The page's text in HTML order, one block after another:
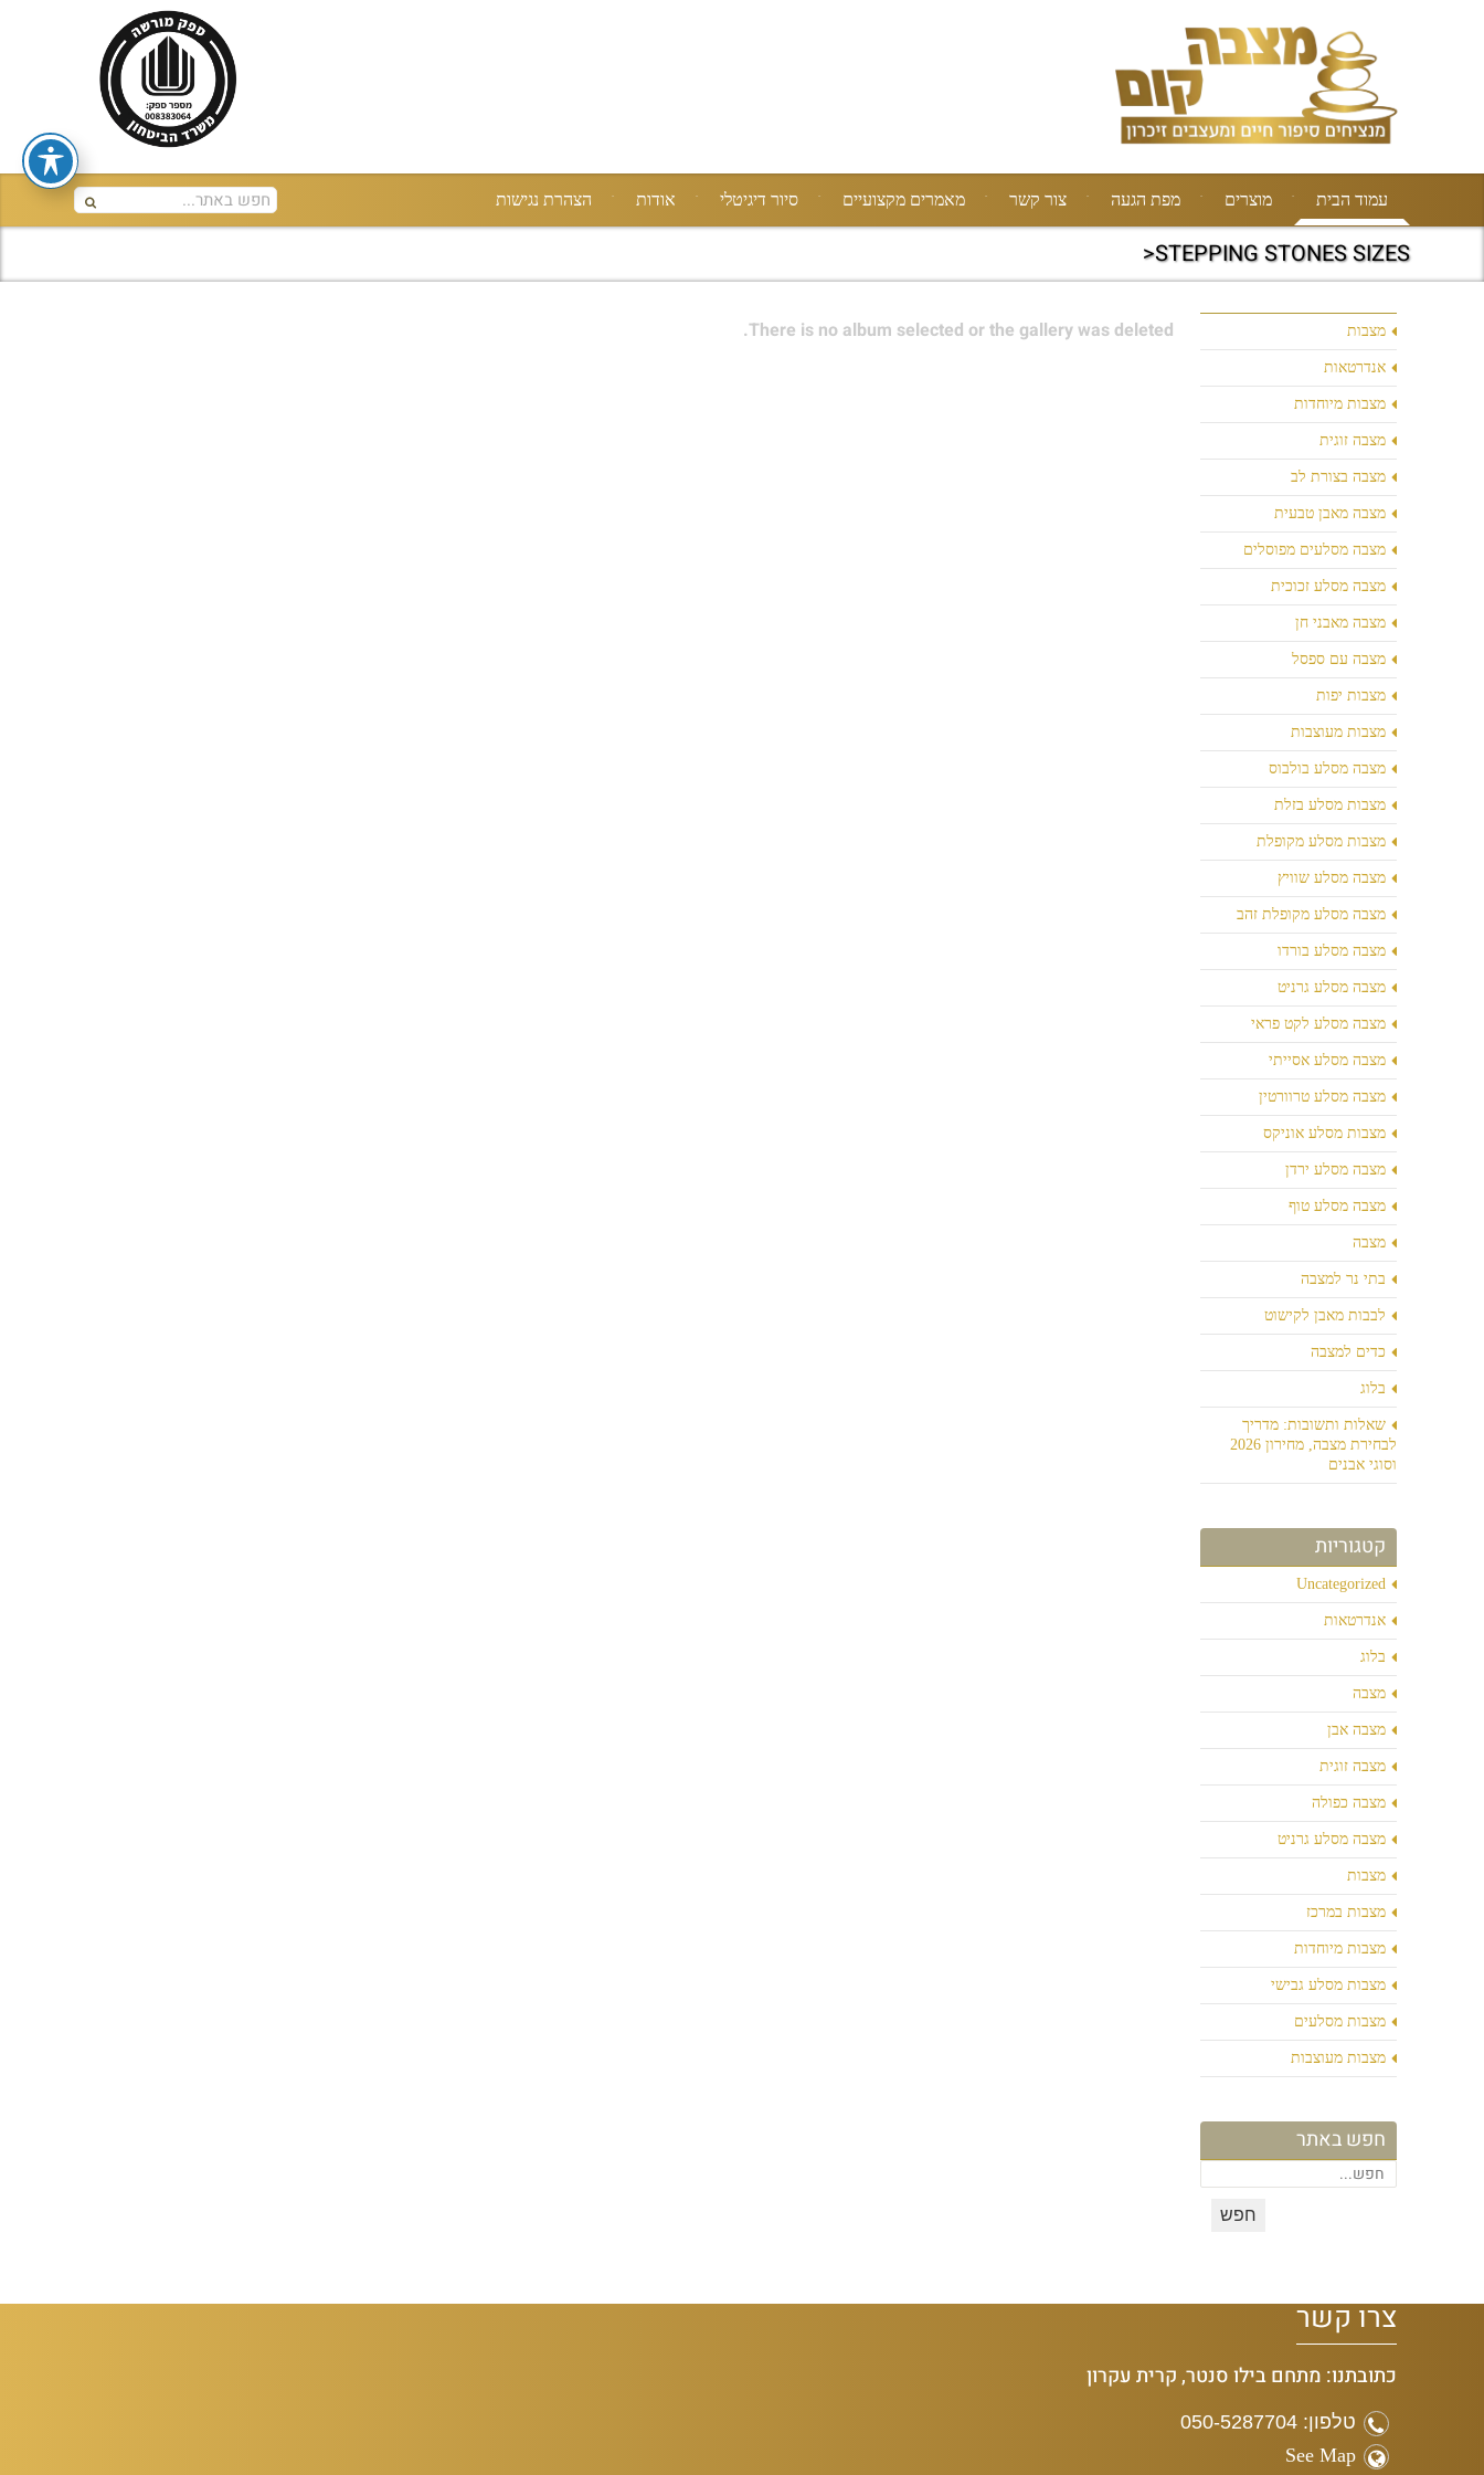
עמוד הבית מוצרים מפת הגעה צור קשר מאמרים מקצועיים סיור דיגיטלי אודות הצהרת נגישות
STEPPING STONES SIZES<
מצבות
אנדרטאות
מצבות מיוחדות
מצבה זוגית
מצבה בצורת לב
מצבה מאבן טבעית
מצבה מסלעים מפוסלים
מצבה מסלע זכוכית
מצבה מאבני חן
מצבה עם ספסל
מצבות יפות
מצבות מעוצבות
מצבה מסלע בולבוס
מצבות מסלע בזלת
מצבות מסלע מקופלת
מצבה מסלע שוויץ
מצבה מסלע מקופלת זהב
מצבה מסלע בורדו
מצבה מסלע גרניט
מצבה מסלע לקט פראי
מצבה מסלע אסייתי
מצבה מסלע טרוורטין
מצבות מסלע אוניקס
מצבה מסלע ירדן
מצבה מסלע טוף
מצבה
בתי נר למצבה
לבבות מאבן לקישוט
כדים למצבה
בלוג
שאלות ותשובות: מדריך
לבחירת מצבה, מחירון 2026
וסוגי אבנים
קטגוריות
Uncategorized
אנדרטאות
בלוג
מצבה
מצבה אבן
מצבה זוגית
מצבה כפולה
מצבה מסלע גרניט
מצבות
מצבות במרכז
מצבות מיוחדות
מצבות מסלע גבישי
מצבות מסלעים
מצבות מעוצבות
חפש באתר
There is no album selected or the gallery was deleted.
צרו קשר
כתובתנו: מתחם בילו סנטר, קרית עקרון
טלפון: 050-5287704
See Map